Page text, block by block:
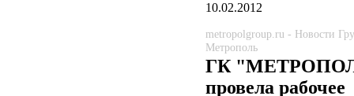
10.02.2012
metropolgroup.ru - Новости
Метрополь
ГК
провела рабочее